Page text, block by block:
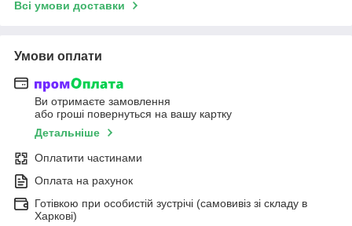
Всі умови доставки
Умови оплати
Ви отримаєте замовлення
або гроші повернуться на вашу картку
Детальніше
Оплатити частинами
Оплата на рахунок
Готівкою при особистій зустрічі (самовивіз зі складу в
Харкові)